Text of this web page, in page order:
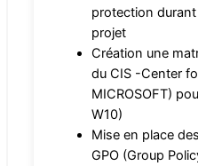
protection
projet
Création une
du CIS -Center
MICROSOFT)
W10)
Mise en place
GPO (Group